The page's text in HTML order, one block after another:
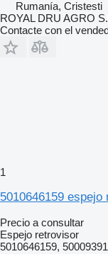
Rumanía, Cristesti
ROYAL DRU AGRO
Contacte con el
1
5010646159
Precio a consultar
Espejo retrovisor
5010646159,